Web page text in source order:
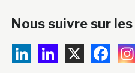
Nous suivre sur